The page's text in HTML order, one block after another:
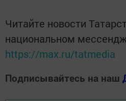
Читайте новости
национальном
https://max.ru/tatmedia
Подписывайтесь на наш